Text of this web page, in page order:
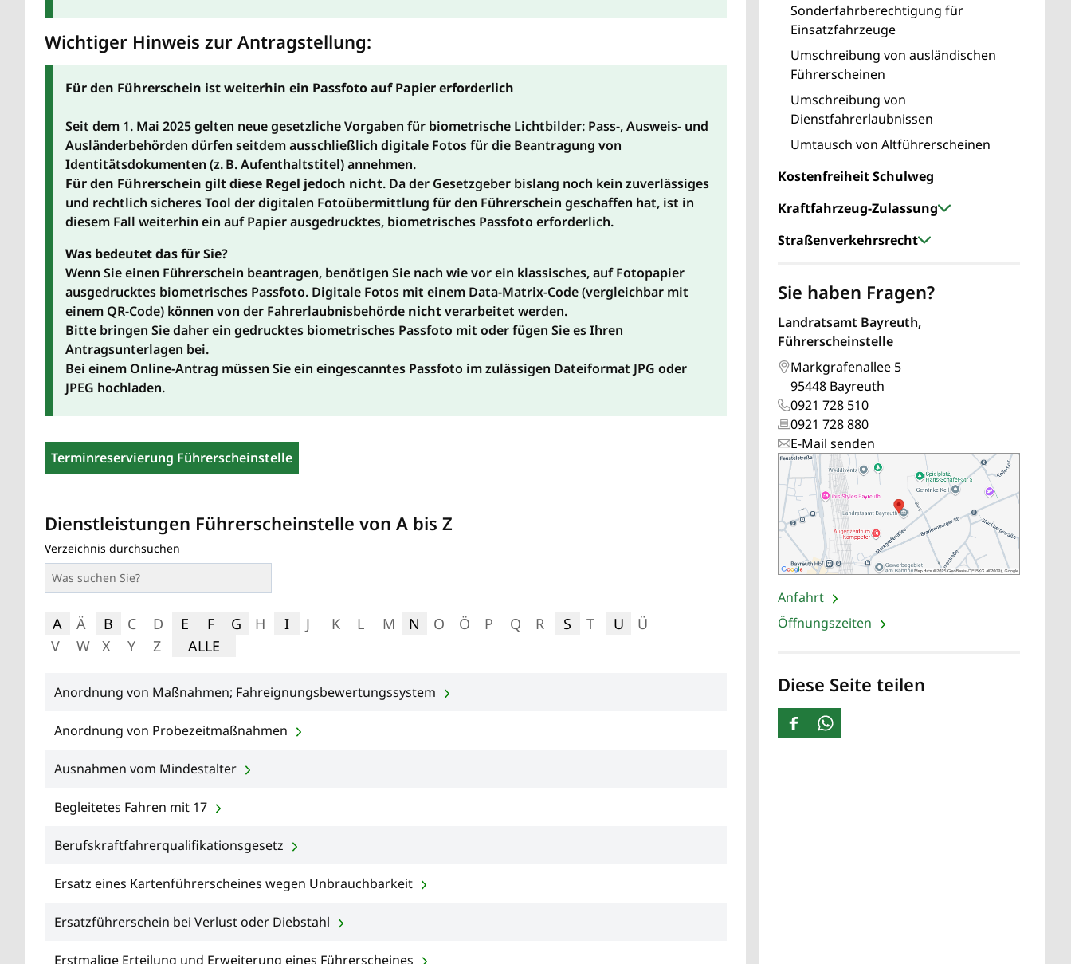
Wichtiger Hinweis zur Antragstellung:
Für den Führerschein ist weiterhin ein Passfoto auf Papier erforderlich
Seit dem 1. Mai 2025 gelten neue gesetzliche Vorgaben für biometrische Lichtbilder: Pass-, Ausweis- und
Ausländerbehörden dürfen seitdem ausschließlich digitale Fotos für die Beantragung von
Identitätsdokumenten (z. B. Aufenthaltstitel) annehmen.
Für den Führerschein gilt diese Regel jedoch nicht. Da der Gesetzgeber bislang noch kein zuverlässiges
und rechtlich sicheres Tool der digitalen Fotoübermittlung für den Führerschein geschaffen hat, ist in
diesem Fall weiterhin ein auf Papier ausgedrucktes, biometrisches Passfoto erforderlich.
Was bedeutet das für Sie?
Wenn Sie einen Führerschein beantragen, benötigen Sie nach wie vor ein klassisches, auf Fotopapier
ausgedrucktes biometrisches Passfoto. Digitale Fotos mit einem Data-Matrix-Code (vergleichbar mit
einem QR-Code) können von der Fahrerlaubnisbehörde nichtverarbeitet werden.
Bitte bringen Sie daher ein gedrucktes biometrisches Passfoto mit oder fügen Sie es Ihren
Antragsunterlagen bei.
Bei einem Online-Antrag müssen Sie ein eingescanntes Passfoto im zulässigen Dateiformat JPG oder
JPEG hochladen.
Terminreservierung Führerscheinstelle
Dienstleistungen Führerscheinstelle von A bis Z
Sonderfahrberechtigung für
Einsatzfahrzeuge
Umschreibung von ausländischen
Führerscheinen
Umschreibung von
Dienstfahrerlaubnissen
Umtausch von Altführerscheinen
Kostenfreiheit Schulweg
Kraftfahrzeug-Zulassung
Straßenverkehrsrecht
Sie haben Fragen?
Landratsamt Bayreuth,
Führerscheinstelle
Markgrafenallee 5
95448 Bayreuth
0921 728 510
0921 728 880
E-Mail senden
Anfahrt
Öffnungszeiten
Diese Seite teilen